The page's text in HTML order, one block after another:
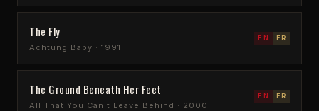
The Fly
Achtung Baby · 1991
EN FR
The Ground Beneath Her Feet
All That You Can't Leave Behind · 2000
EN FR